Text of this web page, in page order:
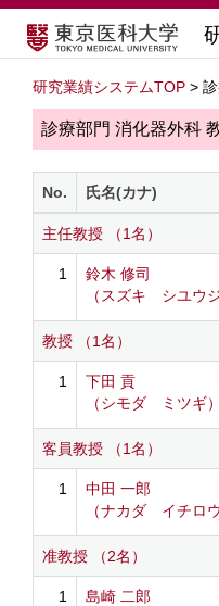
研究業績システムTOP >
診療部門 消化器外科
No. 氏名(カナ)
主任教授 （1名）
1
鈴木 修司
（スズキ シユウジ
教授 （1名）
1
下田 貢
（シモダ ミツギ）
客員教授 （1名）
1
中田 一郎
（ナカダ イチロウ
准教授 （2名）
1
島崎 二郎